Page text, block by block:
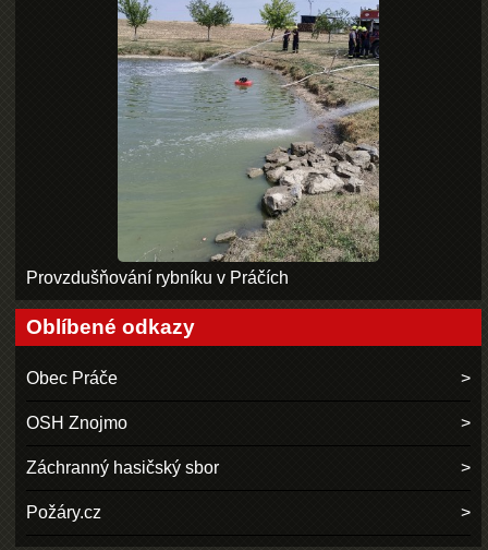
Provzdušňování rybníku v Práčích
Oblíbené odkazy
Obec Práče
OSH Znojmo
Záchranný hasičský sbor
Požáry.cz